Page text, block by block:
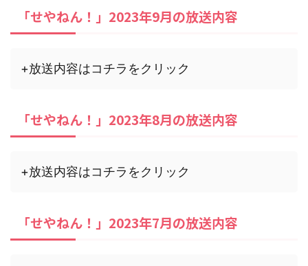
「せやねん！」2023年9月の放送内容
+放送内容はコチラをクリック
「せやねん！」2023年8月の放送内容
+放送内容はコチラをクリック
「せやねん！」2023年7月の放送内容